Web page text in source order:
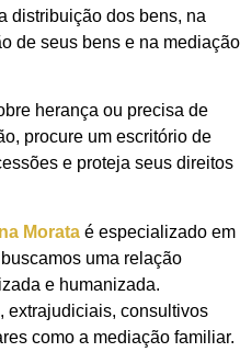
distribuição dos bens, na
de seus bens e na mediação
herança ou precisa de
procure um escritório de
e proteja seus direitos
Morata é especializado em
uma relação
e humanizada.
extrajudiciais, consultivos
como a mediação familiar.